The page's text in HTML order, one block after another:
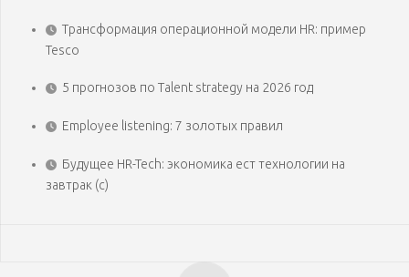
Трансформация операционной модели HR: пример
Tesco
5 прогнозов по Talent strategy на 2026 год
Employee listening: 7 золотых правил
Будущее HR-Tech: экономика ест технологии на
завтрак (с)